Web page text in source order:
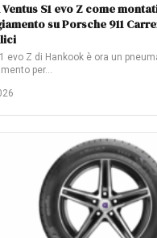
S1 evo Z come
su Porsche 911
evo Z di Hankook è ora un
per…